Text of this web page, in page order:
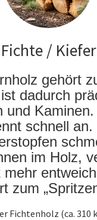
Fichte / Kiefer
gehört
dadurch
und
schnell
im Holz,
zum
Fichtenholz (ca. 310